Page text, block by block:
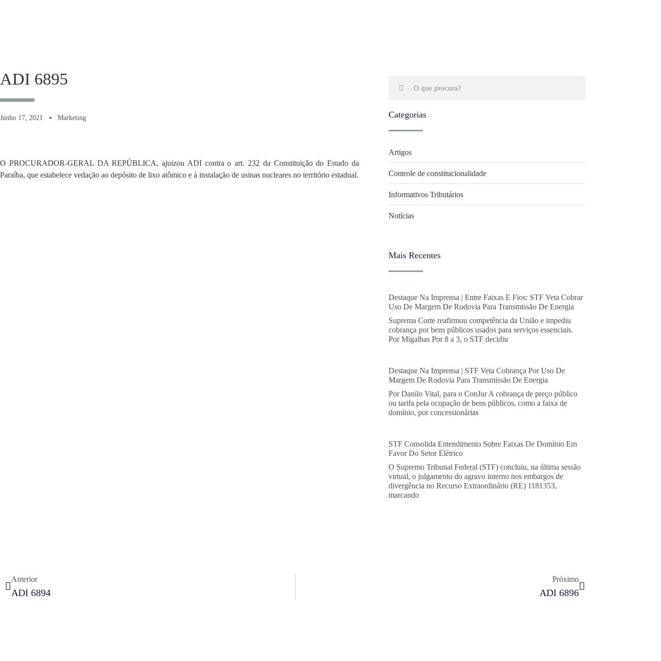
ADI 6895
Junho 17, 2021 Marketing
O PROCURADOR-GERAL DA REPÚBLICA, ajuizou ADI contra o art. 232 da Constituição do Estado da
Paraíba, que estabelece vedação ao depósito de lixo atômico e à instalação de usinas nucleares no território estadual.
Categorias
Artigos
Controle de constitucionalidade
Informativos Tributários
Notícias
Mais Recentes
Destaque Na Imprensa | Entre Faixas E Fios: STF Veta Cobrar
Uso De Margem De Rodovia Para Transmissão De Energia
Suprema Corte reafirmou competência da União e impediu
cobrança por bens públicos usados para serviços essenciais.
Por Migalhas Por 8 a 3, o STF decidiu
Destaque Na Imprensa | STF Veta Cobrança Por Uso De
Margem De Rodovia Para Transmissão De Energia
Por Danilo Vital, para o ConJur A cobrança de preço público
ou tarifa pela ocupação de bens públicos, como a faixa de
domínio, por concessionárias
STF Consolida Entendimento Sobre Faixas De Domínio Em
Favor Do Setor Elétrico
O Supremo Tribunal Federal (STF) concluiu, na última sessão
virtual, o julgamento do agravo interno nos embargos de
divergência no Recurso Extraordinário (RE) 1181353,
marcando
Anterior
ADI 6894
Próximo
ADI 6896